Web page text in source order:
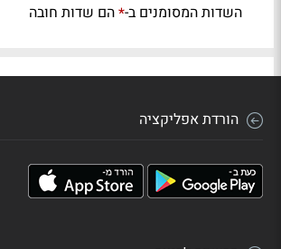
השדות המסומנים ב-*הם שדות חובה
הורדת אפליקציה